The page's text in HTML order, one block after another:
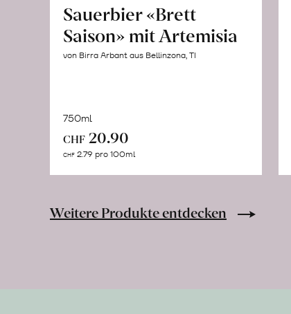
Sauerbier «Brett
Saison» mit Artemisia
von Birra Arbant aus Bellinzona, TI
750ml
CHF 20.90
CHF 2.79 pro 100ml
Weitere Produkte entdecken